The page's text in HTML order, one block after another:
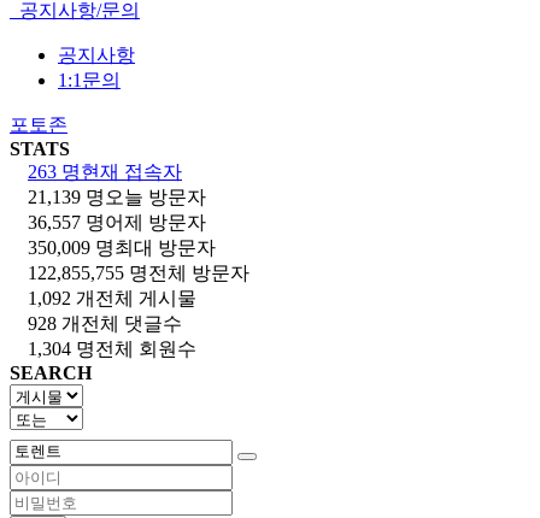
공지사항/문의
공지사항
1:1문의
포토존
STATS
263 명현재 접속자
21,139 명 오늘 방문자
36,557 명어제 방문자
350,009 명최대 방문자
122,855,755 명전체 방문자
1,092 개 전체 게시물
928 개 전체 댓글수
1,304 명전체 회원수
SEARCH